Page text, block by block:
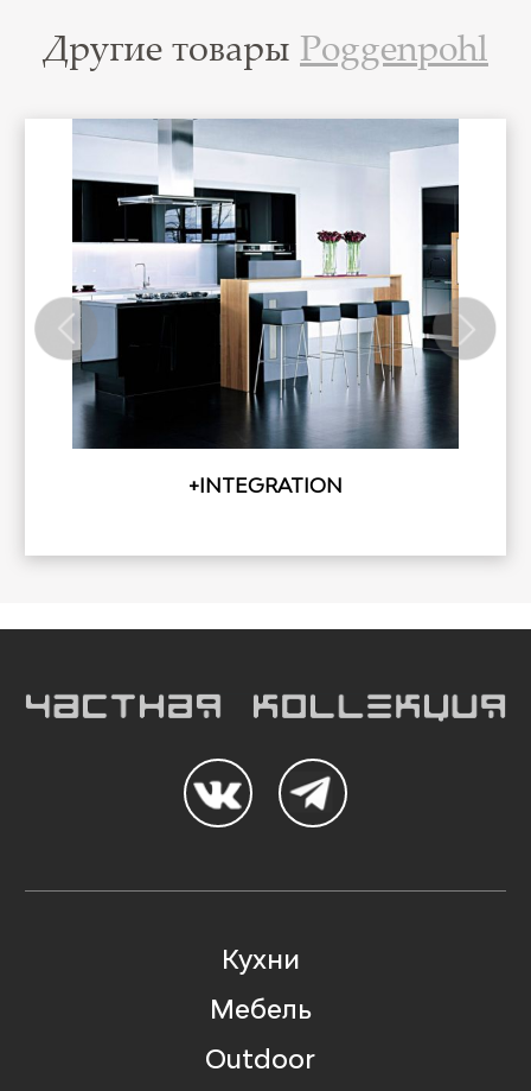
Другие товары Poggenpohl
+INTEGRATION
Кухни
Мебель
Outdoor